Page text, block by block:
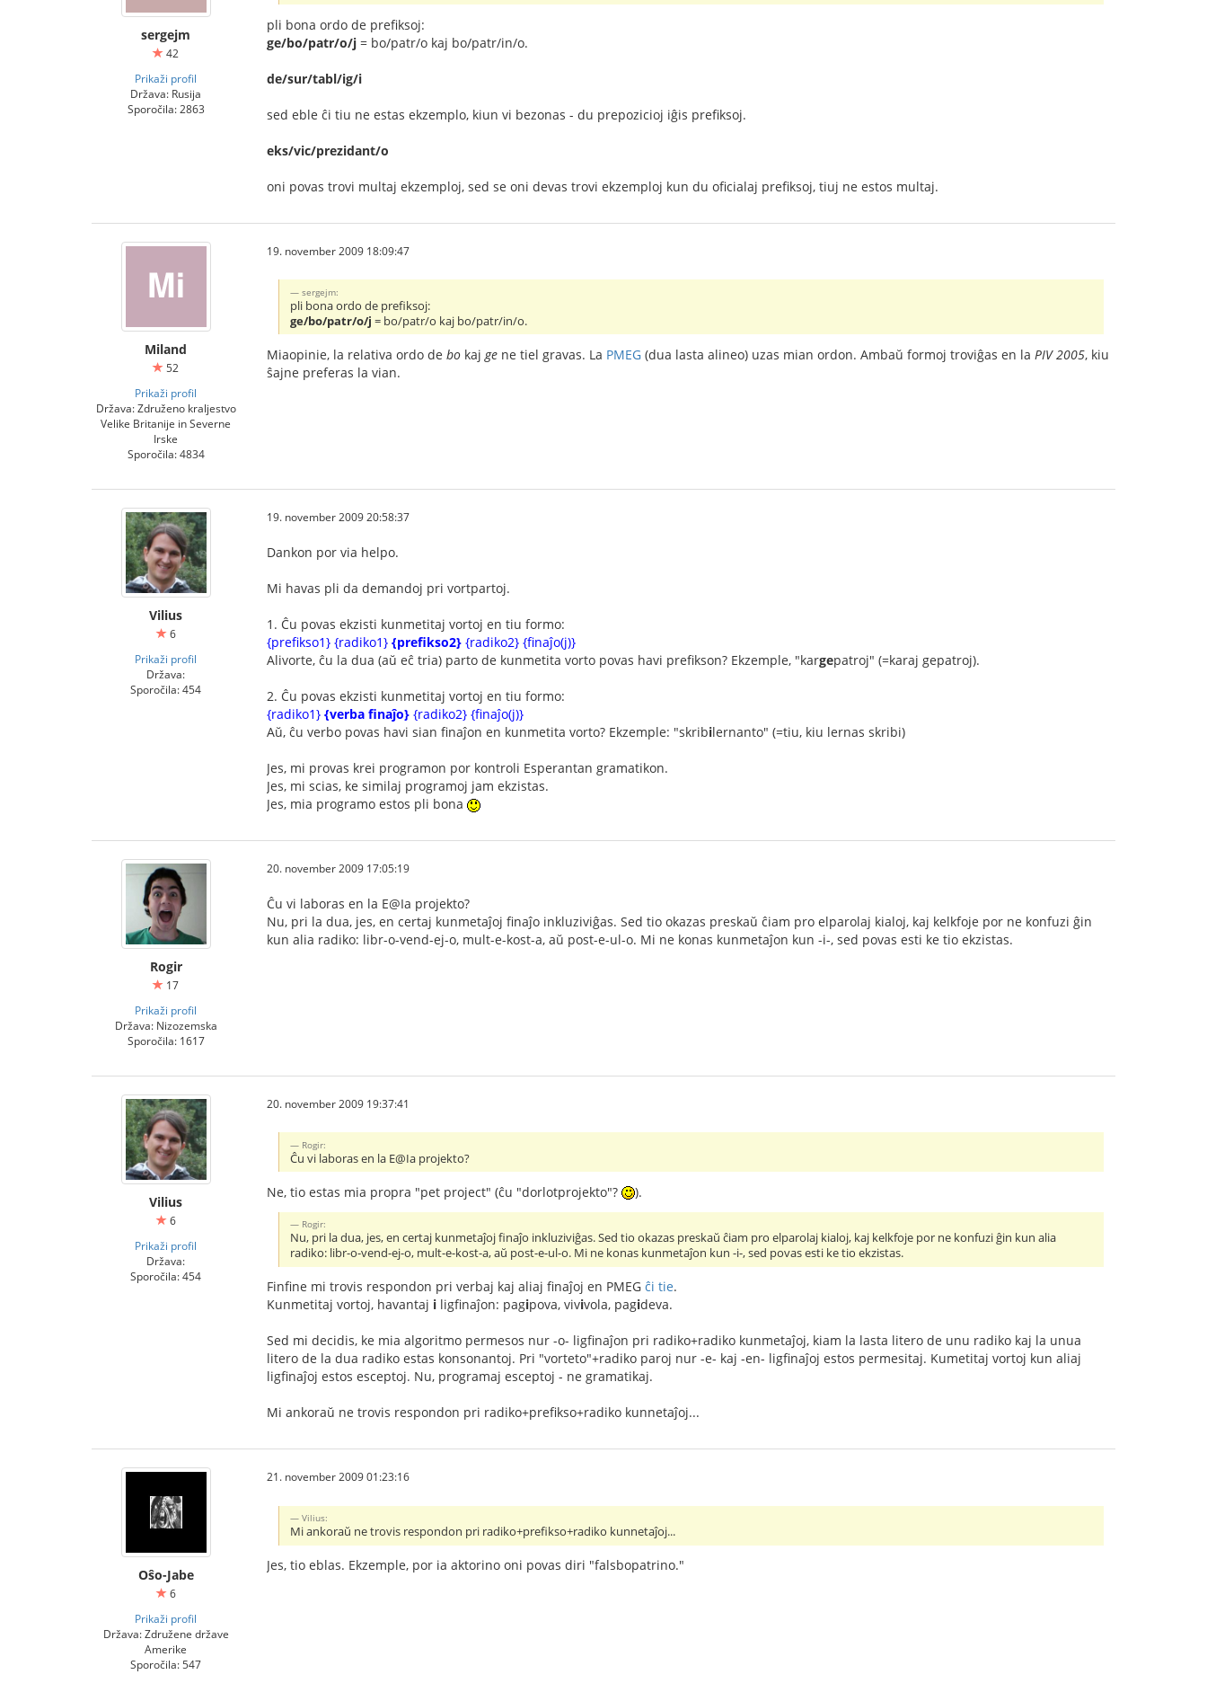
sergejm
42
Prikaži profil
Država: Rusija
Sporočila: 2863
pli bona ordo de prefiksoj:
ge/bo/patr/o/j = bo/patr/o kaj bo/patr/in/o.
de/sur/tabl/ig/i
sed eble ĉi tiu ne estas ekzemplo, kiun vi bezonas - du prepozicioj iĝis prefiksoj.
eks/vic/prezidant/o
oni povas trovi multaj ekzemploj, sed se oni devas trovi ekzemploj kun du oficialaj prefiksoj, tiuj ne estos multaj.
Miland
52
Prikaži profil
Država: Združeno kraljestvo
Velike Britanije in Severne
Irske
Sporočila: 4834
19. november 2009 18:09:47
sergejm:
pli bona ordo de prefiksoj:
ge/bo/patr/o/j = bo/patr/o kaj bo/patr/in/o.
Miaopinie, la relativa ordo de bo kaj ge ne tiel gravas. La PMEG (dua lasta alineo) uzas mian ordon. Ambaŭ formoj troviĝas en la PIV 2005, kiu
ŝajne preferas la vian.
Vilius
6
Prikaži profil
Država:
Sporočila: 454
19. november 2009 20:58:37
Dankon por via helpo.
Mi havas pli da demandoj pri vortpartoj.
1. Ĉu povas ekzisti kunmetitaj vortoj en tiu formo:
{prefikso1} {radiko1} {prefikso2} {radiko2} {finaĵo(j)}
Alivorte, ĉu la dua (aŭ eĉ tria) parto de kunmetita vorto povas havi prefikson? Ekzemple, "kargepatroj" (=karaj gepatroj).
2. Ĉu povas ekzisti kunmetitaj vortoj en tiu formo:
{radiko1} {verba finaĵo} {radiko2} {finaĵo(j)}
Aŭ, ĉu verbo povas havi sian finaĵon en kunmetita vorto? Ekzemple: "skribilernanto" (=tiu, kiu lernas skribi)
Jes, mi provas krei programon por kontroli Esperantan gramatikon.
Jes, mi scias, ke similaj programoj jam ekzistas.
Jes, mia programo estos pli bona
Rogir
17
Prikaži profil
Država: Nizozemska
Sporočila: 1617
20. november 2009 17:05:19
Ĉu vi laboras en la E@Ia projekto?
Nu, pri la dua, jes, en certaj kunmetaĵoj finaĵo inkluziviĝas. Sed tio okazas preskaŭ ĉiam pro elparolaj kialoj, kaj kelkfoje por ne konfuzi ĝin
kun alia radiko: libr-o-vend-ej-o, mult-e-kost-a, aŭ post-e-ul-o. Mi ne konas kunmetaĵon kun -i-, sed povas esti ke tio ekzistas.
Vilius
6
Prikaži profil
Država:
Sporočila: 454
20. november 2009 19:37:41
Rogir:
Ĉu vi laboras en la E@Ia projekto?
Ne, tio estas mia propra "pet project" (ĉu "dorlotprojekto"? ).
Rogir:
Nu, pri la dua, jes, en certaj kunmetaĵoj finaĵo inkluziviĝas. Sed tio okazas preskaŭ ĉiam pro elparolaj kialoj, kaj kelkfoje por ne konfuzi ĝin kun alia
radiko: libr-o-vend-ej-o, mult-e-kost-a, aŭ post-e-ul-o. Mi ne konas kunmetaĵon kun -i-, sed povas esti ke tio ekzistas.
Finfine mi trovis respondon pri verbaj kaj aliaj finaĵoj en PMEG ĉi tie.
Kunmetitaj vortoj, havantaj i ligfinaĵon: pagipova, vivivola, pagideva.
Sed mi decidis, ke mia algoritmo permesos nur -o- ligfinaĵon pri radiko+radiko kunmetaĵoj, kiam la lasta litero de unu radiko kaj la unua
litero de la dua radiko estas konsonantoj. Pri "vorteto"+radiko paroj nur -e- kaj -en- ligfinaĵoj estos permesitaj. Kumetitaj vortoj kun aliaj
ligfinaĵoj estos esceptoj. Nu, programaj esceptoj - ne gramatikaj.
Mi ankoraŭ ne trovis respondon pri radiko+prefikso+radiko kunnetaĵoj...
Oŝo-Jabe
6
Prikaži profil
Država: Združene države
Amerike
Sporočila: 547
21. november 2009 01:23:16
Vilius:
Mi ankoraŭ ne trovis respondon pri radiko+prefikso+radiko kunnetaĵoj...
Jes, tio eblas. Ekzemple, por ia aktorino oni povas diri "falsbopatrino."